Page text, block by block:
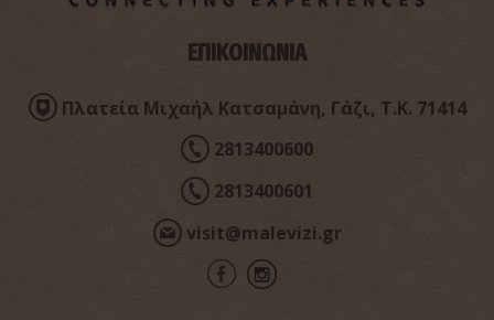
ΕΠΙΚΟΙΝΩΝΙΑ
Πλατεία Μιχαήλ Κατσαμάνη, Γάζι, Τ.Κ. 71414
2813400600
2813400601
visit@malevizi.gr